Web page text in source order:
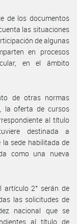
de los documentos
las situaciones
de algunas
en procesos
en el ámbito
de otras normas
la oferta de cursos
al título
destinada a
sede habilitada de
como una nueva
artículo 2° serán de
las solicitudes de
nacional que se
al título de